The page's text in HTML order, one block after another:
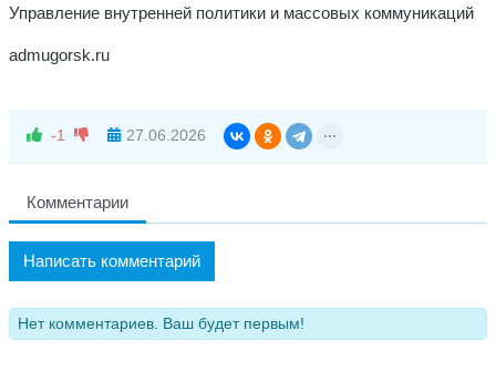
Управление внутренней политики и массовых коммуникаций
admugorsk.ru
-1 27.06.2026
Комментарии
Написать комментарий
Нет комментариев. Ваш будет первым!